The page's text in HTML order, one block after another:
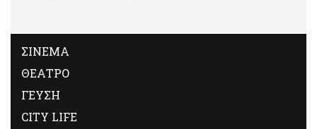
ΣΙΝΕΜΑ
ΘΕΑΤΡΟ
ΓΕΥΣΗ
CITY LIFE